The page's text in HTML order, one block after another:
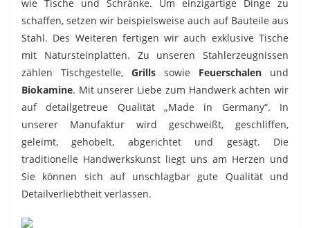
wie Tische und Schränke. Um einzigartige Dinge zu
schaffen, setzen wir beispielsweise auch auf Bauteile aus
Stahl. Des Weiteren fertigen wir auch exklusive Tische
mit Natursteinplatten. Zu unseren Stahlerzeugnissen
zählen Tischgestelle, Grills sowie Feuerschalen und
Biokamine. Mit unserer Liebe zum Handwerk achten wir
auf detailgetreue Qualität „Made in Germany“. In
unserer Manufaktur wird geschweißt, geschliffen,
geleimt, gehobelt, abgerichtet und gesägt. Die
traditionelle Handwerkskunst liegt uns am Herzen und
Sie können sich auf unschlagbar gute Qualität und
Detailverliebtheit verlassen.